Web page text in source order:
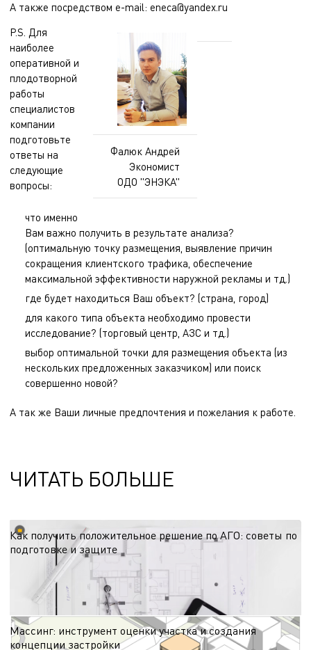
А также посредством e-mail: eneca@yandex.ru
Фалюк Андрей
Экономист
ОДО "ЭНЭКА"
P.S. Для
наиболее
оперативной и
плодотворной
работы
специалистов
компании
подготовьте
ответы на
следующие
вопросы:
что именно
Вам важно получить в результате анализа?
(оптимальную точку размещения, выявление причин
сокращения клиентского трафика, обеспечение
максимальной эффективности наружной рекламы и тд.)
где будет находиться Ваш объект? (страна, город)
для какого типа объекта необходимо провести
исследование? (торговый центр, АЗС и тд.)
выбор оптимальной точки для размещения объекта (из
нескольких предложенных заказчиком) или поиск
совершенно новой?
А так же Ваши личные предпочтения и пожелания к работе.
ЧИТАТЬ БОЛЬШЕ
Как получить положительное решение по АГО: советы по
подготовке и защите
Согласование архитектурно-градостроительного облика — этап, от которого
зависят сроки старта проекта. Делимся рекомендациями по подготовке к
процедуре с учётом региональных требований и эффективной коммуникации
с администрацией.
15.06.2026
Массинг: инструмент оценки участка и создания
концепции застройки